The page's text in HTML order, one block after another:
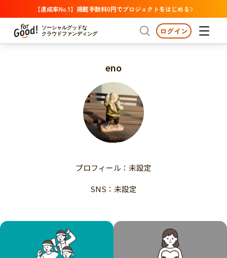
【達成率No.1】掲載手数料0円でプロジェクトをはじめる
ソーシャルグッドな
クラウドファンディング
プロジェクトからさがす 注目
支援金額が多い
支援人数が多い
終了日が近い
国際協力
子ども・教育
フード・農業
文化
環境・エシカル
人権・マイノリティ
支援金額が多い
終了日が近い
カテゴリーからさがす
医療・福祉
子ども・教育
人権・マイノリティ
北海道 青森 岩手 宮城
秋田
福島
ログイン
eno
プロフィール：未設定
SNS：未設定